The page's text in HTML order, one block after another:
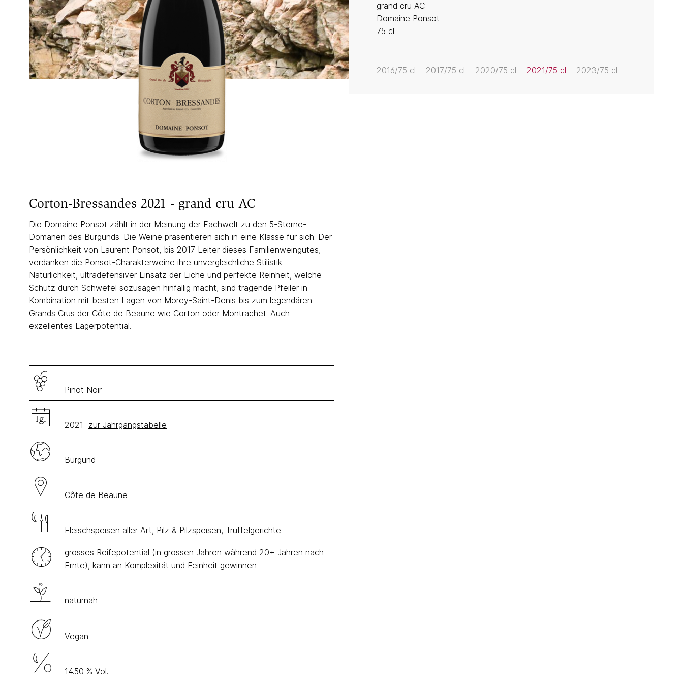
grand cru AC
Domaine Ponsot
75 cl
2016/75 cl 2017/75 cl 2020/75 cl 2021/75 cl 2023/75 cl
Corton-Bressandes 2021 - grand cru AC
Die Domaine Ponsot zählt in der Meinung der Fachwelt zu den 5-Sterne-
Domänen des Burgunds. Die Weine präsentieren sich in eine Klasse für sich. Der
Persönlichkeit von Laurent Ponsot, bis 2017 Leiter dieses Familienweingutes,
verdanken die Ponsot-Charakterweine ihre unvergleichliche Stilistik.
Natürlichkeit, ultradefensiver Einsatz der Eiche und perfekte Reinheit, welche
Schutz durch Schwefel sozusagen hinfällig macht, sind tragende Pfeiler in
Kombination mit besten Lagen von Morey-Saint-Denis bis zum legendären
Grands Crus der Côte de Beaune wie Corton oder Montrachet. Auch
exzellentes Lagerpotential.
Pinot Noir
2021 zur Jahrgangstabelle
Burgund
Côte de Beaune
Fleischspeisen aller Art, Pilz & Pilzspeisen, Trüffelgerichte
grosses Reifepotential (in grossen Jahren während 20+ Jahren nach
Ernte), kann an Komplexität und Feinheit gewinnen
naturnah
Vegan
14.50 % Vol.